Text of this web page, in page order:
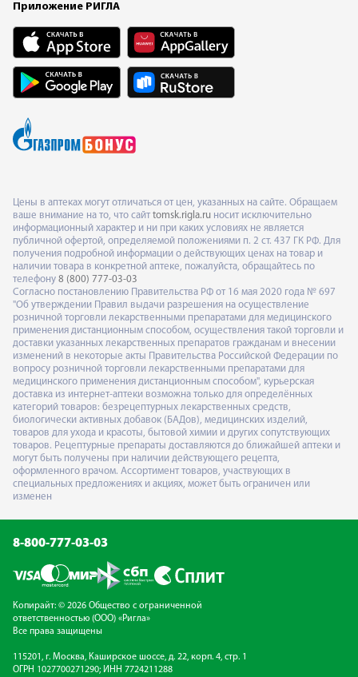
Приложение РИГЛА
Цены в аптеках могут отличаться от цен, указанных на сайте. Обращаем
ваше внимание на то, что сайт tomsk.rigla.ru носит исключительно
информационный характер и ни при каких условиях не является
публичной офертой, определяемой положениями п. 2 ст. 437 ГК РФ. Для
получения подробной информации о действующих ценах на товар и
наличии товара в конкретной аптеке, пожалуйста, обращайтесь по
телефону 8 (800) 777-03-03
Согласно постановлению Правительства РФ от 16 мая 2020 года № 697
"Об утверждении Правил выдачи разрешения на осуществление
розничной торговли лекарственными препаратами для медицинского
применения дистанционным способом, осуществления такой торговли и
доставки указанных лекарственных препаратов гражданам и внесении
изменений в некоторые акты Правительства Российской Федерации по
вопросу розничной торговли лекарственными препаратами для
медицинского применения дистанционным способом", курьерская
доставка из интернет-аптеки возможна только для определённых
категорий товаров: безрецептурных лекарственных средств,
биологически активных добавок (БАДов), медицинских изделий,
товаров для ухода и красоты, бытовой химии и других сопутствующих
товаров. Рецептурные препараты доставляются до ближайшей аптеки и
могут быть получены при наличии действующего рецепта,
оформленного врачом. Ассортимент товаров, участвующих в
специальных предложениях и акциях, может быть ограничен или
изменен
8-800-777-03-03
Копирайт: © 2026 Общество с ограниченной
ответственностью (ООО) «Ригла»
Все права защищены
115201, г. Москва, Каширское шоссе, д. 22, корп. 4, стр. 1
ОГРН 1027700271290; ИНН 7724211288